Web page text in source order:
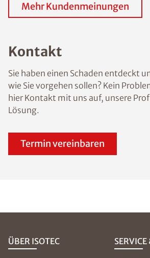
Mehr Kundenmeinungen
Kontakt
Sie haben einen Schaden entdeckt
wie Sie vorgehen sollen? Kein
hier Kontakt mit uns auf, unsere
Lösung.
Termin vereinbaren
ÜBER ISOTEC SERVICE